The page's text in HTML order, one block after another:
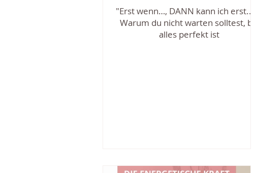
"Erst wenn…, DANN kann ich erst..." -
Warum du nicht warten solltest, bis
alles perfekt ist